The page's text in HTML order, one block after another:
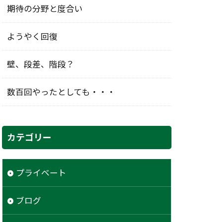
期待の分野と度合い
ようやく回復
壁、段差、階段？
数百回やったとしても・・・
カテゴリー
プライベート
ブログ